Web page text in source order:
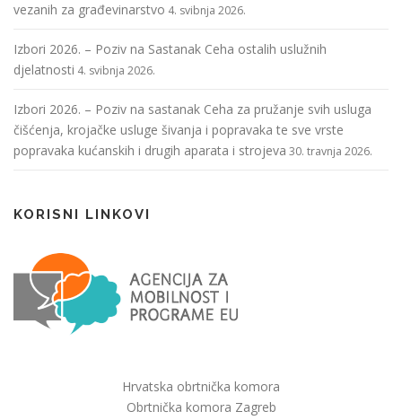
vezanih za građevinarstvo 4. svibnja 2026.
Izbori 2026. – Poziv na Sastanak Ceha ostalih uslužnih
djelatnosti 4. svibnja 2026.
Izbori 2026. – Poziv na sastanak Ceha za pružanje svih usluga
čišćenja, krojačke usluge šivanja i popravaka te sve vrste
popravaka kućanskih i drugih aparata i strojeva 30. travnja 2026.
KORISNI LINKOVI
Hrvatska obrtnička komora
Obrtnička komora Zagreb